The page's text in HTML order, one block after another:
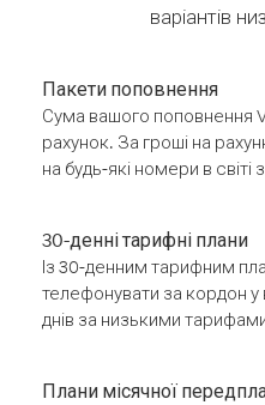
варіантів
Пакети поповнення
Сума вашого поповнення
рахунок. За гроші на
на будь-які номери в
30-денні тарифні плани
Із 30-денним тарифним
телефонувати за кордон у
днів за низькими
Плани місячної